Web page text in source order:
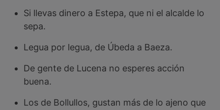
Si llevas dinero a Estepa, que ni el alcalde lo
sepa.
Legua por legua, de Úbeda a Baeza.
De gente de Lucena no esperes acción
buena.
Los de Bollullos, gustan más de lo ajeno que